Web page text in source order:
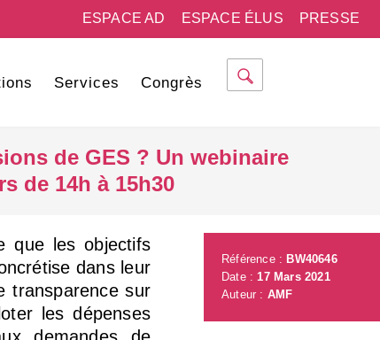
PRESSE
ESPACE ÉLUS
ESPACE AD
Services Congrès
de GES ? Un webinaire
de 14h à 15h30
que les objectifs
dans leur
transparence sur
les dépenses
Référence : BW40646
Date :17 Mars 2021
Auteur : AMF